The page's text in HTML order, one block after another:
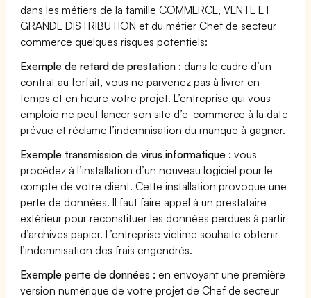
dans les métiers de la famille COMMERCE, VENTE ET
GRANDE DISTRIBUTION et du métier Chef de secteur
commerce quelques risques potentiels:
Exemple de retard de prestation : dans le cadre d’un
contrat au forfait, vous ne parvenez pas à livrer en
temps et en heure votre projet. L’entreprise qui vous
emploie ne peut lancer son site d’e-commerce à la date
prévue et réclame l’indemnisation du manque à gagner.
Exemple transmission de virus informatique : vous
procédez à l’installation d’un nouveau logiciel pour le
compte de votre client. Cette installation provoque une
perte de données. Il faut faire appel à un prestataire
extérieur pour reconstituer les données perdues à partir
d’archives papier. L’entreprise victime souhaite obtenir
l’indemnisation des frais engendrés.
Exemple perte de données : en envoyant une première
version numérique de votre projet de Chef de secteur